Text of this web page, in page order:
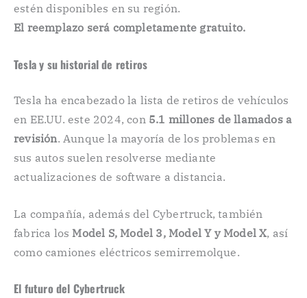
estén disponibles en su región.
El reemplazo será completamente gratuito.
Tesla y su historial de retiros ️
Tesla ha encabezado la lista de retiros de vehículos
en EE.UU. este 2024, con 5.1 millones de llamados a
revisión. Aunque la mayoría de los problemas en
sus autos suelen resolverse mediante
actualizaciones de software a distancia.
La compañía, además del Cybertruck, también
fabrica los Model S, Model 3, Model Y y Model X, así
como camiones eléctricos semirremolque.
El futuro del Cybertruck